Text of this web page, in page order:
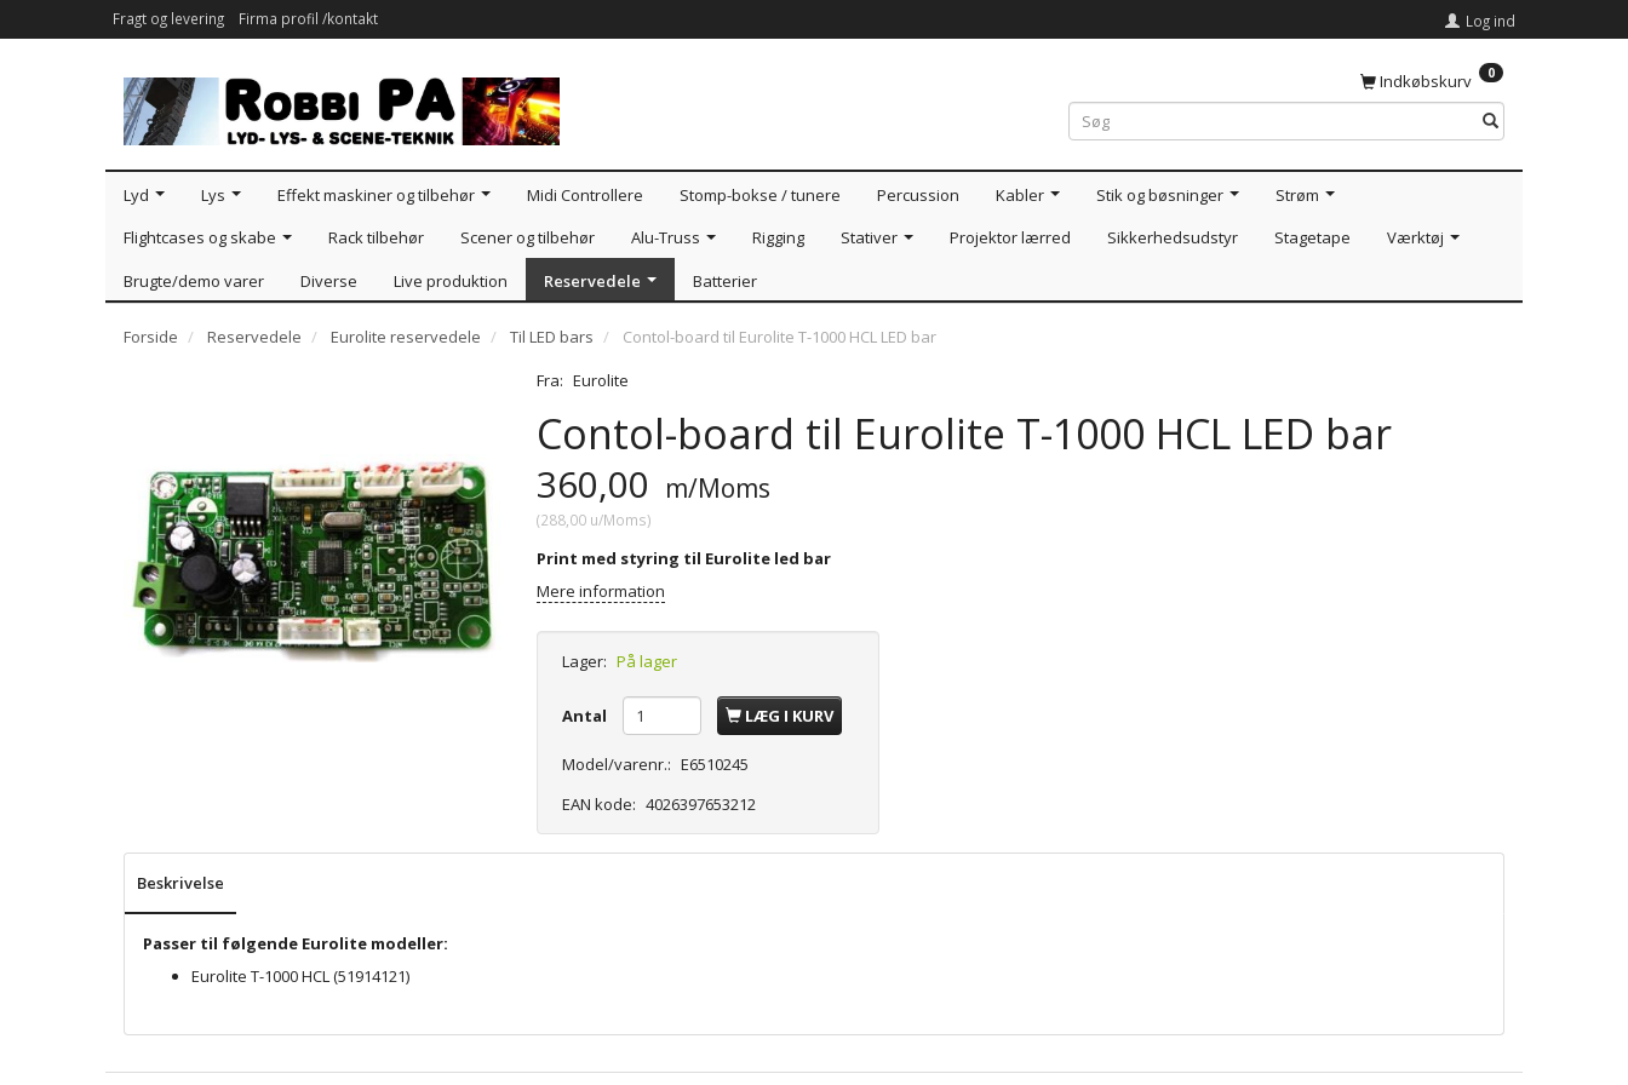
Fragt og levering Firma profil /kontakt Log ind
Indkøbskurv 0
Lyd Lys Effekt maskiner og tilbehør Midi Controllere Stomp-bokse / tunere Percussion Kabler Stik og bøsninger
Strøm
Flightcases og skabe
Rack tilbehør Scener og tilbehør Alu-Truss Rigging Stativer Projektor lærred Sikkerhedsudstyr Stagetape
Værktøj
Brugte/demo varer
Diverse Live produktion Reservedele Batterier
Forside Reservedele Eurolite reservedele Til LED bars
Contol-board til Eurolite T-1000 HCL LED bar
Fra: Eurolite
Contol-board til Eurolite T-1000 HCL LED bar
360,00 m/Moms
(288,00 u/Moms)
Print med styring til Eurolite led bar
Mere information
Lager: På lager
Antal LÆG I KURV
Model/varenr.: E6510245
EAN kode: 4026397653212
Beskrivelse
Passer til følgende Eurolite modeller:
Eurolite T-1000 HCL (51914121)